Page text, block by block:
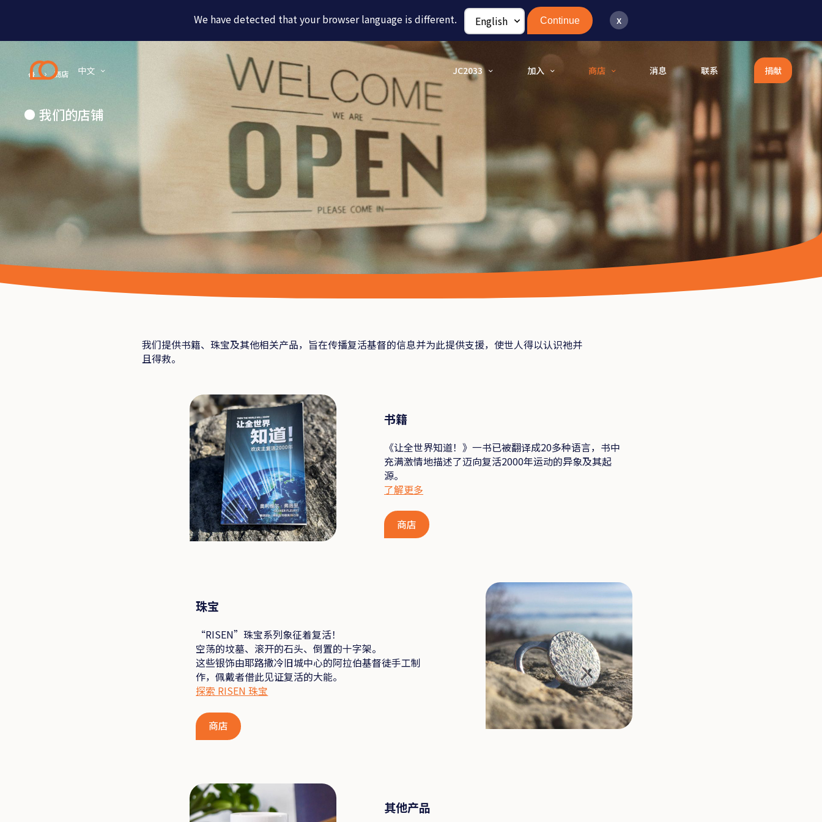
We have detected that your browser language is different. Continue x
中文 JC2033 加入 商店 消息 联系 捐献
商店
我们的店铺
我们提供书籍、珠宝及其他相关产品，旨在传播复活基督的信息并为此提供支援，使世人得以认识祂并
且得救。
书籍
《让全世界知道！》一书已被翻译成20多种语言，书中
充满激情地描述了迈向复活2000年运动的异象及其起
源。
了解更多
商店
珠宝
“RISEN”珠宝系列象征着复活！
空荡的坟墓、滚开的石头、倒置的十字架。
这些银饰由耶路撒冷旧城中心的阿拉伯基督徒手工制
作，佩戴者借此见证复活的大能。
探索 RISEN 珠宝
商店
其他产品